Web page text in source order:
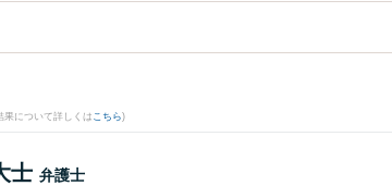
果について詳しくは こちら)
士 弁護士